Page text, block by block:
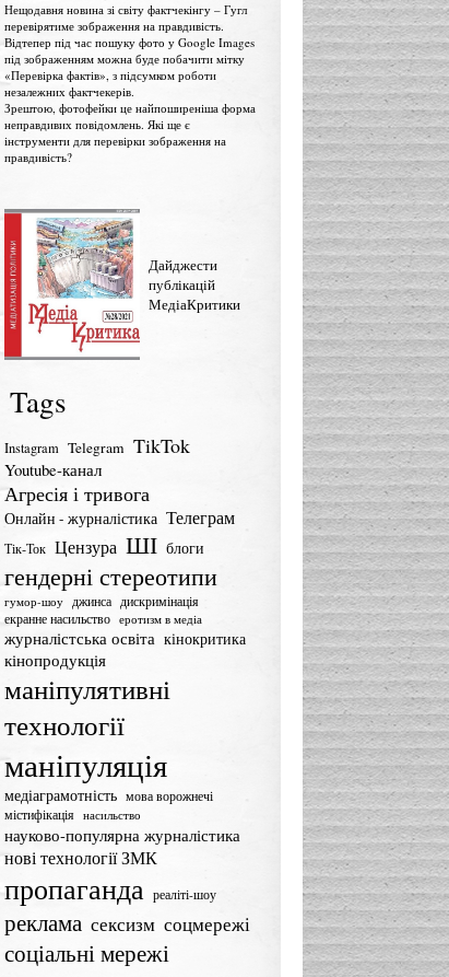
Нещодавня новина зі світу фактчекінгу – Гугл
перевірятиме зображення на правдивість.
Відтепер під час пошуку фото у Google Images
під зображенням можна буде побачити мітку
«Перевірка фактів», з підсумком роботи
незалежних фактчекерів.
Зрештою, фотофейки це найпоширеніша форма
неправдивих повідомлень. Які ще є
інструменти для перевірки зображення на
правдивість?
Дайджести
публікацій
МедіаКритики
Tags
Instagram Telegram TikTok
Youtube-канал
Агресія і тривога
Онлайн - журналістика Телеграм
Тік-Ток Цензура ШІ блоги
гендерні стереотипи
гумор-шоу джинса
дискримінація
екранне насильство
еротизм в медіа
журналістська освіта кінокритика
кінопродукція
маніпулятивні
технології
маніпуляція
медіаграмотність мова ворожнечі
містифікація насильство
науково-популярна журналістика
нові технології ЗМК
пропаганда реаліті-шоу
реклама сексизм соцмережі
соціальні мережі